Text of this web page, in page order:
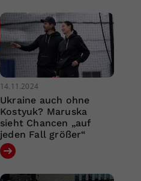
14.11.2024
Ukraine auch ohne
Kostyuk? Maruska
sieht Chancen „auf
jeden Fall größer“